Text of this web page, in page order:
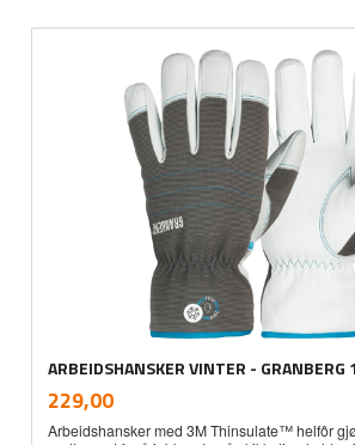
ARBEIDSHANSKER VINTER - GRANBERG
Pris
229,00mva.
Arbeidshansker med 3M Thinsulate™ helfôr